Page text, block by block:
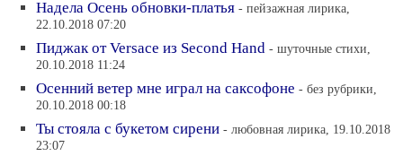
Надела Осень обновки-платья - пейзажная лирика,
22.10.2018 07:20
Пиджак от Versace из Second Hand - шуточные стихи,
20.10.2018 11:24
Осенний ветер мне играл на саксофоне - без рубрики,
20.10.2018 00:18
Ты стояла с букетом сирени - любовная лирика, 19.10.2018
23:07